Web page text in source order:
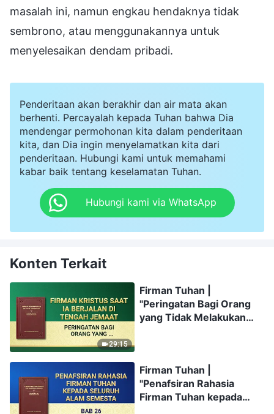
masalah ini, namun engkau hendaknya tidak
sembrono, atau menggunakannya untuk
menyelesaikan dendam pribadi.
Penderitaan akan berakhir dan air mata akan
berhenti. Percayalah kepada Tuhan bahwa Dia
mendengar permohonan kita dalam penderitaan
kita, dan Dia ingin menyelamatkan kita dari
penderitaan. Hubungi kami untuk memahami
kabar baik tentang keselamatan Tuhan.
Hubungi kami via WhatsApp
Konten Terkait
29:15
Firman Tuhan |
"Peringatan Bagi Orang
yang Tidak Melakukan
Firman Tuhan |
"Penafsiran Rahasia
Firman Tuhan kepada